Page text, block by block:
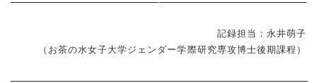
記録担当：永井萌子
（お茶の水女子大学ジェンダー学際研究専攻博士後期課程）